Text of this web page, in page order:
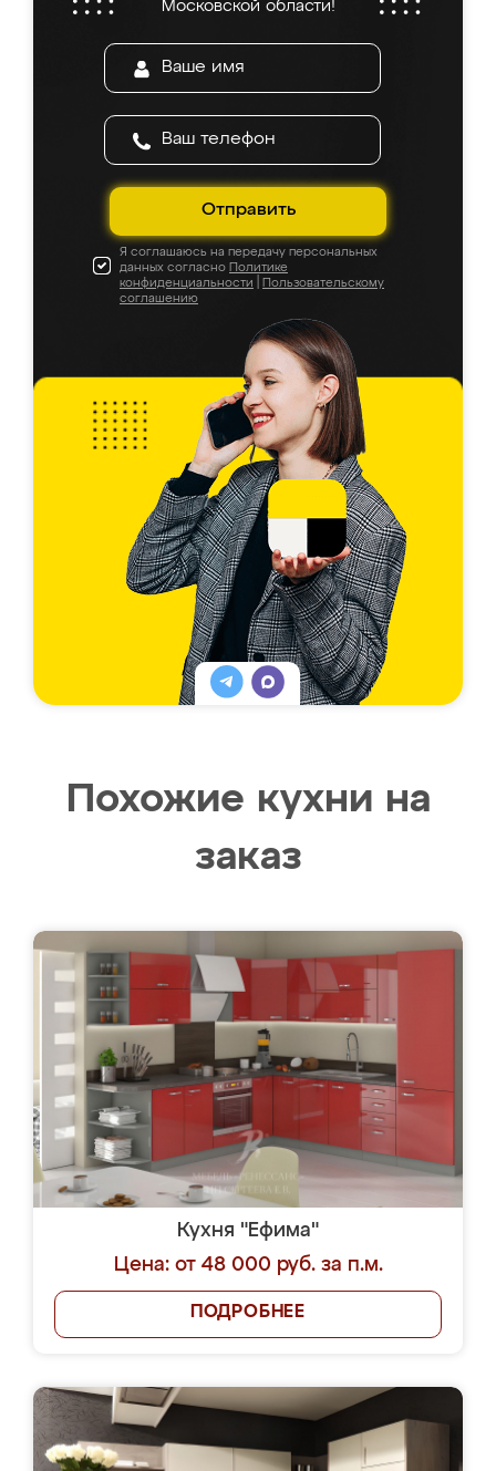
Московской области!
Отправить
Я соглашаюсь на передачу персональных
данных согласно Политике
конфиденциальности
Пользовательскому
соглашению
Похожие кухни на
заказ
Кухня "Ефима"
Цена: от 48 000 руб. за п.м.
ПОДРОБНЕЕ